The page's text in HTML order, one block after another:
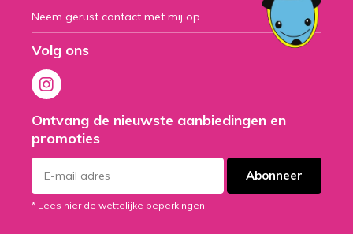
Neem gerust contact met mij op.
Volg ons
Ontvang de nieuwste aanbiedingen en
promoties
Abonneer
* Lees hier de wettelijke beperkingen